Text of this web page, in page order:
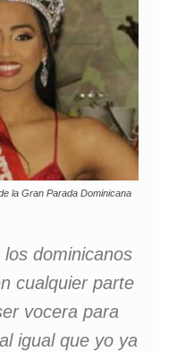
la Gran Parada Dominicana
dominicanos
cualquier parte
vocera para
igual que yo ya